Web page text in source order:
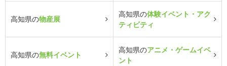
高知県の物産展
高知県の体験イベント・アク
ティビティ
高知県の無料イベント
高知県のアニメ・ゲームイベ
ント